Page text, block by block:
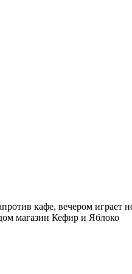
кафе, вечером играет
магазин Кефир и Яблоко